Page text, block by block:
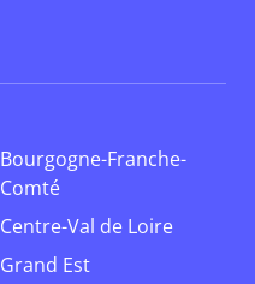
Bourgogne-Franche-
Comté
Centre-Val de Loire
Grand Est